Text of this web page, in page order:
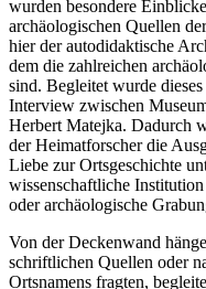
wurden besondere
archäologischen Quellen
hier der autodidaktische
dem die zahlreichen
sind. Begleitet wurde
Interview zwischen
Herbert Matejka. Dadurch
der Heimatforscher die
Liebe zur Ortsgeschichte
wissenschaftliche
oder archäologische
Von der Deckenwand
schriftlichen Quellen oder
Ortsnamens fragten,